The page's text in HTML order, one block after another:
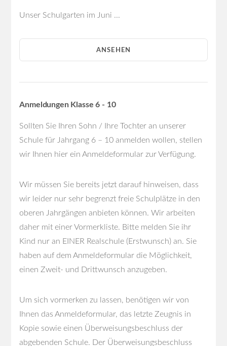
Unser Schulgarten im Juni ...
ANSEHEN
Anmeldungen Klasse 6 - 10
Sollten Sie Ihren Sohn / Ihre Tochter an unserer
Schule für Jahrgang 6 – 10 anmelden wollen, stellen
wir Ihnen hier ein Anmeldeformular zur Verfügung.
Wir müssen Sie bereits jetzt darauf hinweisen, dass
wir leider nur sehr begrenzt freie Schulplätze in den
oberen Jahrgängen anbieten können. Wir arbeiten
daher mit einer Vormerkliste. Bitte melden Sie ihr
Kind nur an EINER Realschule (Erstwunsch) an. Sie
haben auf dem Anmeldeformular die Möglichkeit,
einen Zweit- und Drittwunsch anzugeben.
Um sich vormerken zu lassen, benötigen wir von
Ihnen das Anmeldeformular, das letzte Zeugnis in
Kopie sowie einen Überweisungsbeschluss der
abgebenden Schule. Der Überweisungsbeschluss